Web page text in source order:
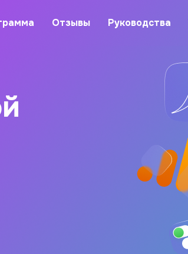
Отзывы Руководства